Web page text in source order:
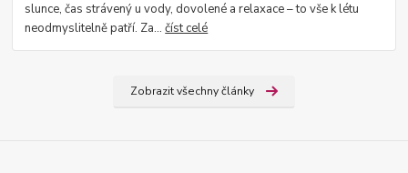
slunce, čas strávený u vody, dovolené a relaxace – to vše k létu
neodmyslitelně patří. Za...číst celé
Zobrazit všechny články